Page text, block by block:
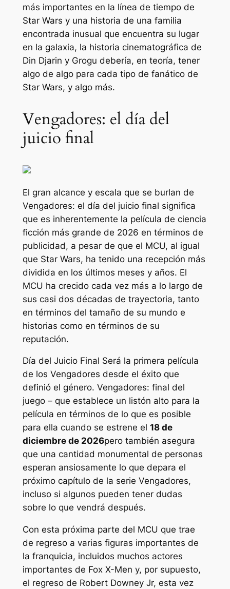
más importantes en la línea de tiempo de
Star Wars y una historia de una familia
encontrada inusual que encuentra su lugar
en la galaxia, la historia cinematográfica de
Din Djarin y Grogu debería, en teoría, tener
algo de algo para cada tipo de fanático de
Star Wars, y algo más.
Vengadores: el día del
juicio final
El gran alcance y escala que se burlan de
Vengadores: el día del juicio final significa
que es inherentemente la película de ciencia
ficción más grande de 2026 en términos de
publicidad, a pesar de que el MCU, al igual
que Star Wars, ha tenido una recepción más
dividida en los últimos meses y años. El
MCU ha crecido cada vez más a lo largo de
sus casi dos décadas de trayectoria, tanto
en términos del tamaño de su mundo e
historias como en términos de su
reputación.
Día del Juicio Final Será la primera película
de los Vengadores desde el éxito que
definió el género. Vengadores: final del
juego– que establece un listón alto para la
película en términos de lo que es posible
para ella cuando se estrene el 18 de
diciembre de 2026pero también asegura
que una cantidad monumental de personas
esperan ansiosamente lo que depara el
próximo capítulo de la serie Vengadores,
incluso si algunos pueden tener dudas
sobre lo que vendrá después.
Con esta próxima parte del MCU que trae
de regreso a varias figuras importantes de
la franquicia, incluidos muchos actores
importantes de Fox X-Men y, por supuesto,
el regreso de Robert Downey Jr, esta vez